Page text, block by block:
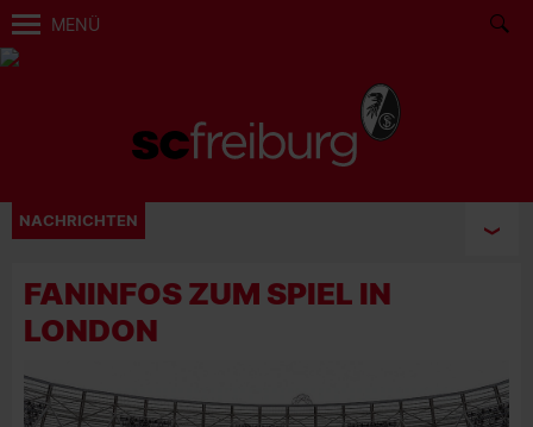
MENÜ
NACHRICHTEN
FANINFOS ZUM SPIEL IN
LONDON